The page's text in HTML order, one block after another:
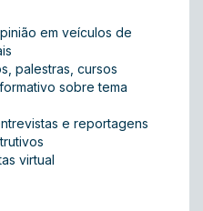
em veículos de
palestras, cursos
sobre tema
e reportagens
virtual